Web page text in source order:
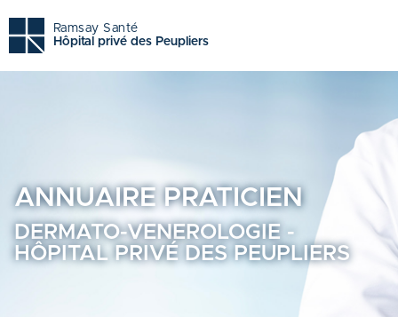
Ramsay Santé
Hôpital privé des Peupliers
ANNUAIRE PRATICIEN
DERMATO-VENEROLOGIE -
HÔPITAL PRIVÉ DES PEUPLIERS